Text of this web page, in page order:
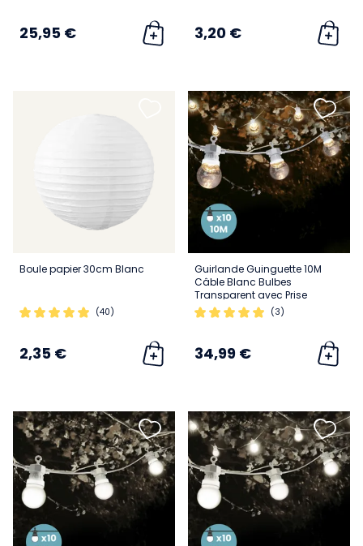
25,95 € 3,20 €
Boule papier 30cm Blanc
(40)
2,35 €
Guirlande Guinguette 10M
Câble Blanc Bulbes
Transparent avec Prise
(3)
34,99 €